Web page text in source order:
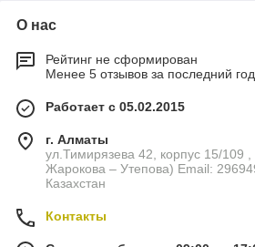
О нас
Рейтинг не сформирован
Менее 5 отзывов за последний год
Работает с 05.02.2015
г. Алматы
ул.Тимирязева 42, корпус 15/109
Жарокова – Утепова) Email:
Казахстан
Контакты